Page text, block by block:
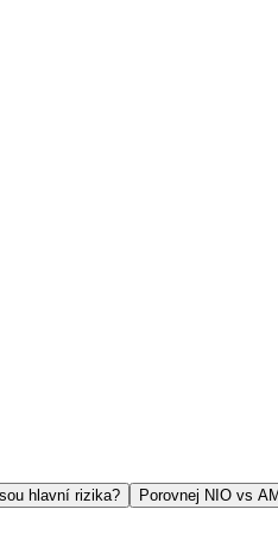
hlavní rizika? Porovnej NIO vs